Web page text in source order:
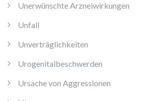
Unerwünschte Arzneiwirkungen
Unfall
Unverträglichkeiten
Urogenitalbeschwerden
Ursache von Aggressionen